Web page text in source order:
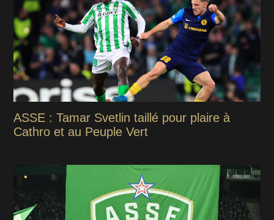
ASSE : Tamar Svetlin taillé pour plaire à
Cathro et au Peuple Vert